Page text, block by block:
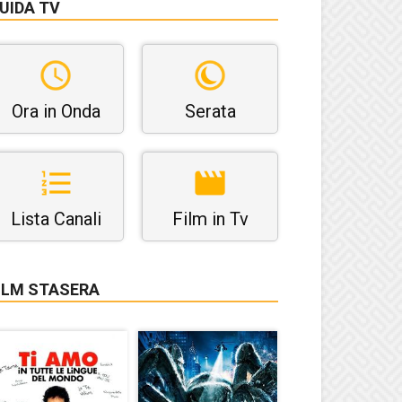
TV
Ora in Onda Serata
Lista Canali Film in Tv
STASERA